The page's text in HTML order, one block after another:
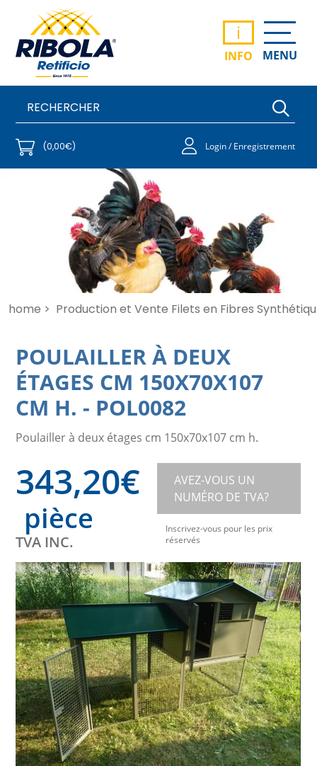
i
INFO MENU
(0,00€) Login / Enregistrement
home > Production et Vente Filets en Fibres
POULAILLER À DEUX
ÉTAGES CM 150X70X107
CM H. - POL0082
Poulailler à deux étages cm 150x70x107 cm h.
343,20€
pièce
TVA INC.
AVEZ-VOUS UN
NUMÉRO DE TVA?
Inscrivez-vous pour les prix
réservés